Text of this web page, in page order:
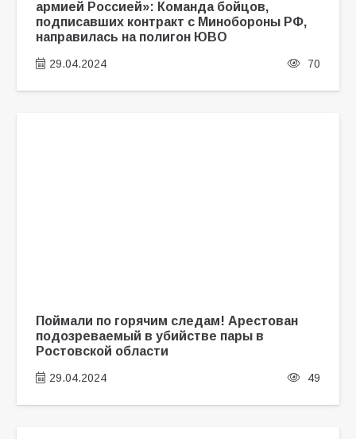
армией Россией»: Команда бойцов,
подписавших контракт с Минобороны РФ,
направилась на полигон ЮВО
29.04.2024 70
Поймали по горячим следам! Арестован
подозреваемый в убийстве пары в
Ростовской области
29.04.2024 49